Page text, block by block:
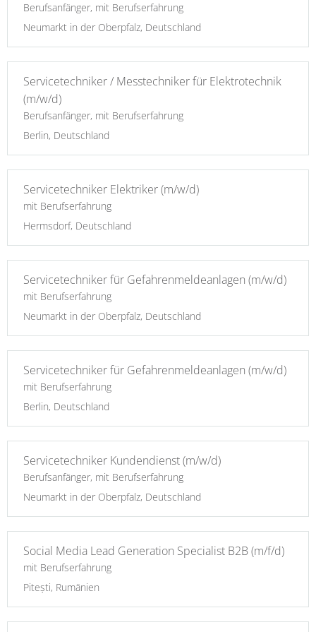
Berufsanfänger, mit Berufserfahrung
Neumarkt in der Oberpfalz, Deutschland
Servicetechniker / Messtechniker für Elektrotechnik
(m/w/d)
Berufsanfänger, mit Berufserfahrung
Berlin, Deutschland
Servicetechniker Elektriker (m/w/d)
mit Berufserfahrung
Hermsdorf, Deutschland
Servicetechniker für Gefahrenmeldeanlagen (m/w/d)
mit Berufserfahrung
Neumarkt in der Oberpfalz, Deutschland
Servicetechniker für Gefahrenmeldeanlagen (m/w/d)
mit Berufserfahrung
Berlin, Deutschland
Servicetechniker Kundendienst (m/w/d)
Berufsanfänger, mit Berufserfahrung
Neumarkt in der Oberpfalz, Deutschland
Social Media Lead Generation Specialist B2B (m/f/d)
mit Berufserfahrung
Pitești, Rumänien